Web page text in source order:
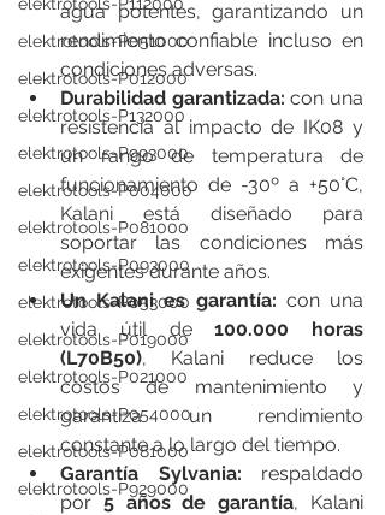
elektrotools-P051000
elektrotools-P012000
elektrotools-P132000
elektrotools-P993000
elektrotools-P004000
elektrotools-P081000
elektrotools-P093000
elektrotools-P053000
elektrotools-P019000
elektrotools-P021000
elektrotools-P054000
elektrotools-P081000
elektrotools-P929000
agua potentes, garantizando un
rendimiento confiable incluso en
condiciones adversas.
Durabilidad garantizada: con una
resistencia al impacto de IK08 y
un rango de temperatura de
funcionamiento de -30º a +50°C,
Kalani está diseñado para
soportar las condiciones más
exigentes durante años.
Un Kalani es garantía: con una
vida útil de 100.000 horas
(L70B50), Kalani reduce los
costos de mantenimiento y
garantiza un rendimiento
constante a lo largo del tiempo.
Garantía Sylvania: respaldado
por 5 años de garantía, Kalani